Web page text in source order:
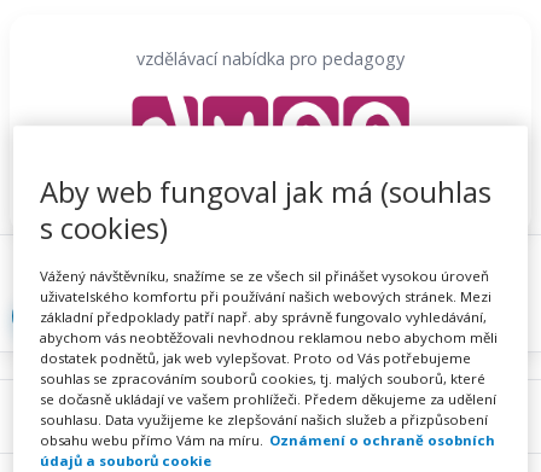
vzdělávací nabídka pro pedagogy
Proč se registrovat Hlídací sojka
Registrace
Přihlásit
Menu
Aby web fungoval jak má (souhlas
s cookies)
Vážený návštěvníku, snažíme se ze všech sil přinášet vysokou úroveň
uživatelského komfortu při používání našich webových stránek. Mezi
základní předpoklady patří např. aby správně fungovalo vyhledávání,
abychom vás neobtěžovali nevhodnou reklamou nebo abychom měli
dostatek podnětů, jak web vylepšovat. Proto od Vás potřebujeme
souhlas se zpracováním souborů cookies, tj. malých souborů, které
se dočasně ukládají ve vašem prohlížeči. Předem děkujeme za udělení
souhlasu. Data využijeme ke zlepšování našich služeb a přizpůsobení
obsahu webu přímo Vám na míru. Oznámení o ochraně osobních
údajů a souborů cookie